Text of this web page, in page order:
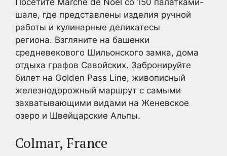
шале, где представлены изделия ручной
работы и кулинарные деликатесы
региона. Взгляните на башенки
средневекового Шильонского замка, дома
отдыха графов Савойских. Забронируйте
билет на Golden Pass Line, живописный
железнодорожный маршрут с самыми
захватывающими видами на Женевское
озеро и Швейцарские Альпы.
Colmar, France